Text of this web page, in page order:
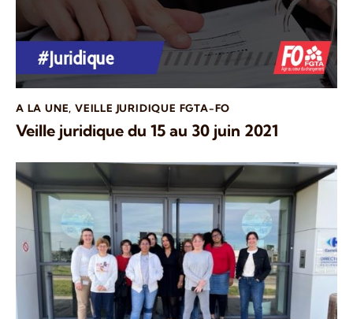
A LA UNE,VEILLE JURIDIQUE FGTA-FO
Veille juridique du 15 au 30 juin 2021